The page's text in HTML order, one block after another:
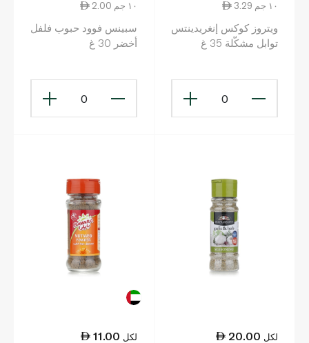
3.29 ١٠ جم
ويتروز كوكس إنغريدينتس
توابل مشكّلة 35 غ
0
2.00 ١٠ جم
سبينس فوود حبوب فلفل
أخضر 30 غ
0
20.00 لكل
11.00 لكل